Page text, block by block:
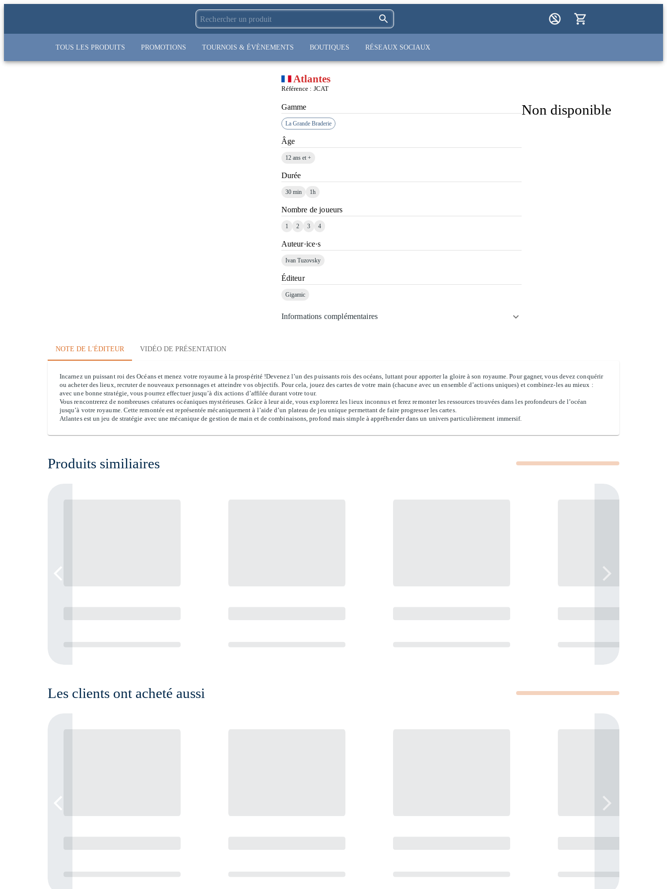
TOUS LES PRODUITS PROMOTIONS TOURNOIS & ÉVÈNEMENTS BOUTIQUES RÉSEAUX SOCIAUX
Atlantes
Référence : JCAT
Gamme
La Grande Braderie
Âge
12 ans et +
Durée
30 min 1h
Nombre de joueurs
1 2 3 4
Auteur·ice·s
Ivan Tuzovsky
Éditeur
Gigamic
Informations complémentaires
Non disponible
NOTE DE L'ÉDITEUR VIDÉO DE PRÉSENTATION
Incarnez un puissant roi des Océans et menez votre royaume à la prospérité !Devenez l’un des puissants rois des océans, luttant pour apporter la gloire à son royaume. Pour gagner, vous devez conquérir
ou acheter des lieux, recruter de nouveaux personnages et atteindre vos objectifs. Pour cela, jouez des cartes de votre main (chacune avec un ensemble d’actions uniques) et combinez-les au mieux :
avec une bonne stratégie, vous pourrez effectuer jusqu’à dix actions d’affilée durant votre tour.
Vous rencontrerez de nombreuses créatures océaniques mystérieuses. Grâce à leur aide, vous explorerez les lieux inconnus et ferez remonter les ressources trouvées dans les profondeurs de l’océan
jusqu’à votre royaume. Cette remontée est représentée mécaniquement à l’aide d’un plateau de jeu unique permettant de faire progresser les cartes.
Atlantes est un jeu de stratégie avec une mécanique de gestion de main et de combinaisons, profond mais simple à appréhender dans un univers particulièrement immersif.
Produits similiaires
Les clients ont acheté aussi